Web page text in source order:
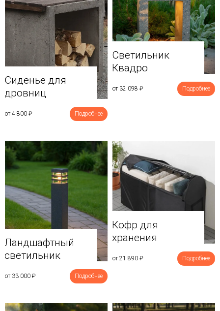
Сиденье для
дровниц
от 4 800 ₽ Подробнее
Светильник
Квадро
от 32 098 ₽ Подробнее
Ландшафтный
светильник
от 33 000 ₽ Подробнее
Кофр для
хранения
от 21 890 ₽ Подробнее